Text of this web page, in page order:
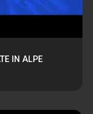
IN ALPE